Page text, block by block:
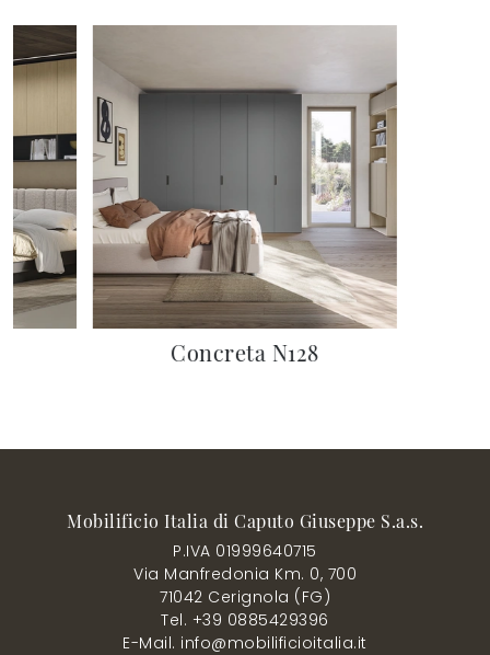
Concreta N128
Mobilificio Italia di Caputo Giuseppe S.a.s.
P.IVA 01999640715
Via Manfredonia Km. 0, 700
71042 Cerignola (FG)
Tel. +39 0885429396
E-Mail. info@mobilificioitalia.it